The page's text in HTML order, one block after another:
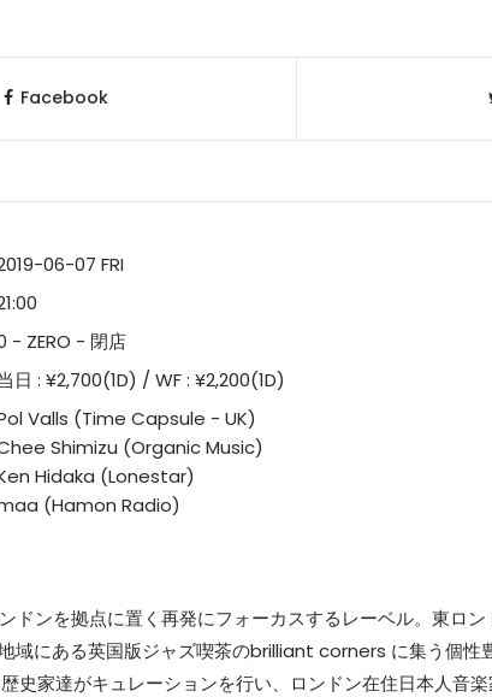
Facebook
06-07 FRI
- ZERO - 閉店
日 : ¥2,700(1D) / WF : ¥2,200(1D)
Valls (Time Capsule - UK)
Shimizu (Organic Music)
Hidaka (Lonestar)
(Hamon Radio)
ドンを拠点に置く再発にフォーカスするレーベル。東ロ
域にある英国版ジャズ喫茶のbrilliant corners に集う個性
史家達がキュレーションを行い、ロンドン在住日本人音